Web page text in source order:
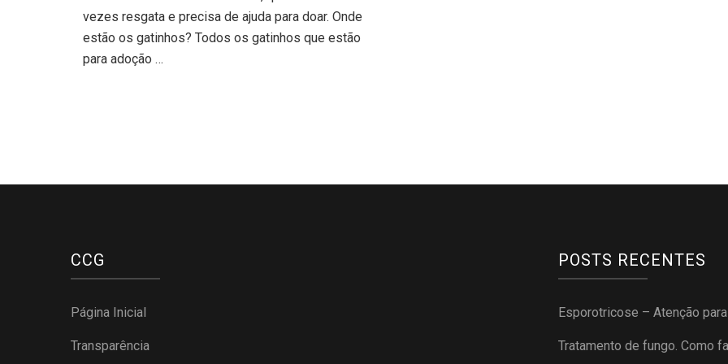
vezes resgata e precisa de ajuda para doar. Onde
estão os gatinhos? Todos os gatinhos que estão
para adoção …
CCG
Página Inicial
Transparência
POSTS RECENTES
Esporotricose – Atenção
Tratamento de fungo. Como